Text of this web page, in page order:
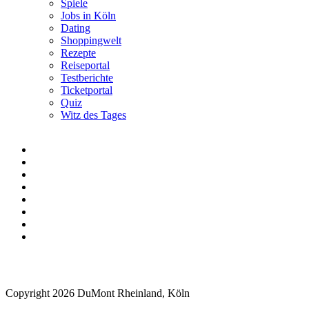
Spiele
Jobs in Köln
Dating
Shoppingwelt
Rezepte
Reiseportal
Testberichte
Ticketportal
Quiz
Witz des Tages
Copyright 2026 DuMont Rheinland, Köln